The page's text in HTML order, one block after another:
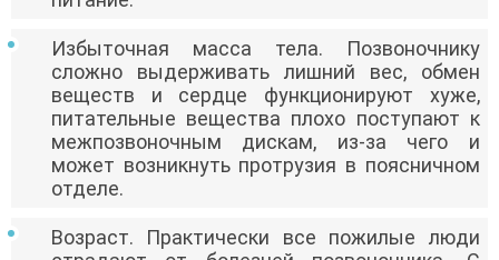
Избыточная масса тела. Позвоночнику
сложно выдерживать лишний вес, обмен
веществ и сердце функционируют хуже,
питательные вещества плохо поступают к
межпозвоночным дискам, из-за чего и
может возникнуть протрузия в поясничном
отделе.
Возраст. Практически все пожилые люди